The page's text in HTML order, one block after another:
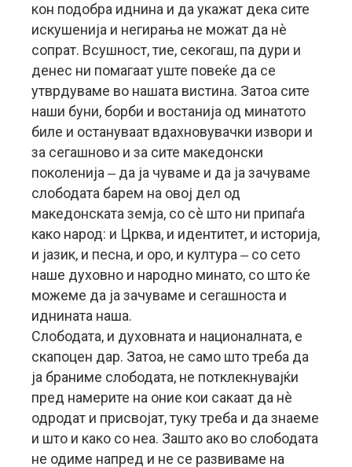
кон подобра иднина и да укажат дека сите
искушенија и негирања не можат да нè
сопрат. Всушност, тие, секогаш, па дури и
денес ни помагаат уште повеќе да се
утврдуваме во нашата вистина. Затоа сите
наши буни, борби и востанија од минатото
биле и остануваат вдахновувачки извори и
за сегашново и за сите македонски
поколенија ‒ да ја чуваме и да ја зачуваме
слободата барем на овој дел од
македонската земја, со сè што ни припаѓа
како народ: и Црква, и идентитет, и историја,
и јазик, и песна, и оро, и култура ‒ со сето
наше духовно и народно минато, со што ќе
можеме да ја зачуваме и сегашноста и
иднината наша.
Слободата, и духовната и националната, е
скапоцен дар. Затоа, не само што треба да
ја браниме слободата, не потклекнувајќи
пред намерите на оние кои сакаат да нè
одродат и присвојат, туку треба и да знаеме
и што и како со неа. Зашто ако во слободата
не одиме напред и не се развиваме на